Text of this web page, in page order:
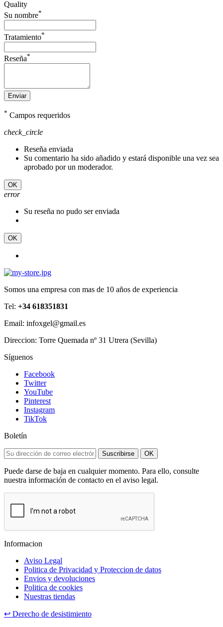
Quality
Su nombre*
Tratamiento*
Reseña*
Enviar
* Campos requeridos
check_circle
Reseña enviada
Su comentario ha sido añadido y estará disponible una vez sea
aprobado por un moderador.
OK
error
Su reseña no pudo ser enviada
OK
Somos una empresa con mas de 10 años de experiencia
Tel: +34 618351831
Email: infoxgel@gmail.es
Direccion: Torre Quemada nº 31 Utrera (Sevilla)
Síguenos
Facebook
Twitter
YouTube
Pinterest
Instagram
TikTok
Boletín
Suscribirse OK
Puede darse de baja en cualquier momento. Para ello, consulte
nuestra información de contacto en el aviso legal.
Informacion
Aviso Legal
Politica de Privacidad y Proteccion de datos
Envios y devoluciones
Politica de cookies
Nuestras tiendas
↩ Derecho de desistimiento